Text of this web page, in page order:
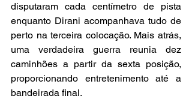
disputaram cada centímetro de pista
enquanto Dirani acompanhava tudo de
perto na terceira colocação. Mais atrás,
uma verdadeira guerra reunia dez
caminhões a partir da sexta posição,
proporcionando entretenimento até a
bandeirada final.